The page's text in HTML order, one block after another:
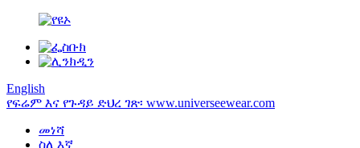
English
የፍሬም እና የጉዳይ ድህረ ገጽ፡ www.universeewear.com
መነሻ
ስለ እኛ